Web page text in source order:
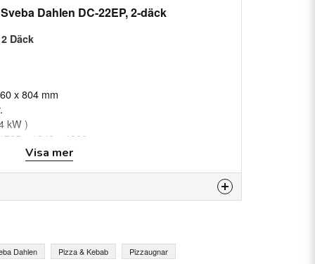
Dahlen DC-22EP, 2-däck
Däck
x 804 mm
kW )
x 1840 x 1380 mm
Visa mer
Dahlen Pizza & Kebab Pizzaugnar